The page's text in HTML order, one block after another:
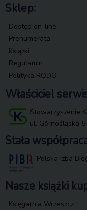
Sklep:
Dostęp on-line
Prenumerata
Książki
Regulamin
Polityka RODO
Właściciel
Stowarzyszenie
ul. Górnośląska
Stała
Polska Izba
Nasze książki
Księgarnia Wrzeszcz